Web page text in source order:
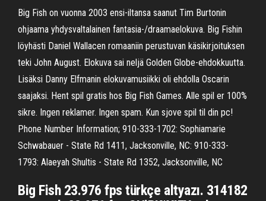
Big Fish on vuonna 2003 ensi-iltansa saanut Tim Burtonin
ohjaama yhdysvaltalainen fantasia-/draamaelokuva. Big Fishin
löyhästi Daniel Wallacen romaaniin perustuvan käsikirjoituksen
teki John August. Elokuva sai neljä Golden Globe-ehdokkuutta.
Lisäksi Danny Elfmanin elokuvamusiikki oli ehdolla Oscarin
saajaksi. Hent spil gratis hos Big Fish Games. Alle spil er 100%
sikre. Ingen reklamer. Ingen spam. Kun sjove spil til din pc!
Phone Number Information; 910-333-1702: Sophiamarie
Schwabauer - State Rd 1411, Jacksonville, NC: 910-333-
1793: Alaeyah Shultis - State Rd 1352, Jacksonville, NC
Big Fish 23.976 fps türkçe altyazı. 314182